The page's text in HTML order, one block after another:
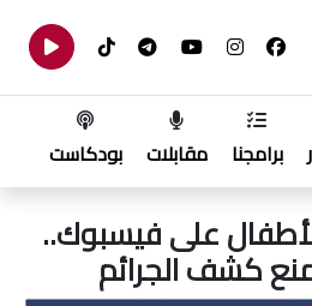
برامجنا مقابلات بودكاست
على فيسبوك..
كشف الجرائم